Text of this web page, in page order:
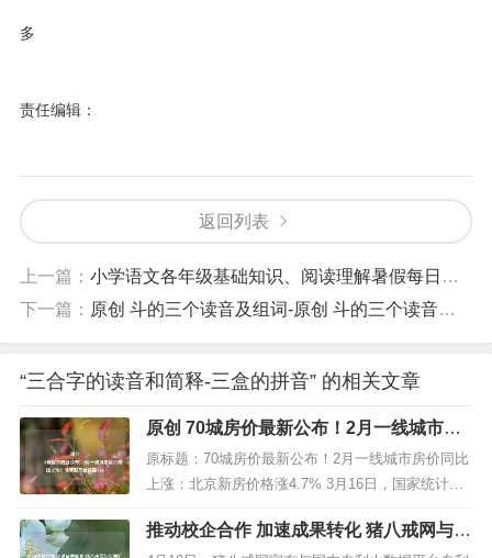
多
责任编辑：
返回列表
上一篇： 小学语文各年级基础知识、阅读理解暑假每日一练-小学语文阅读理解全盘揭秘
下一篇： 原创 斗的三个读音及组词-原创 斗的三个读音及组词怎么写
“三合字的读音和简释-三盒的拼音” 的相关文章
原创 70城房价最新公布！2月一线城市房
价同比上涨：北京新房价格涨4.7%
原标题：70城房价最新公布！2月一线城市房价同比
上涨：北京新房价格涨4.7% 3月16日，国家统计局
发布最新一期70城房价指数。2023年2月份，随着政
策效果逐步显现及住房需求进一步释放，70个大中
推动校企合作 加速成果转化 猪八戒网与专
利汇、高知云达成战略合作